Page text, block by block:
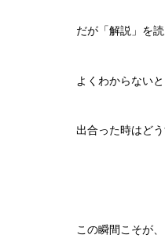
だが「解説」を読
よくわからないと
出合った時はど
この瞬間こそが、